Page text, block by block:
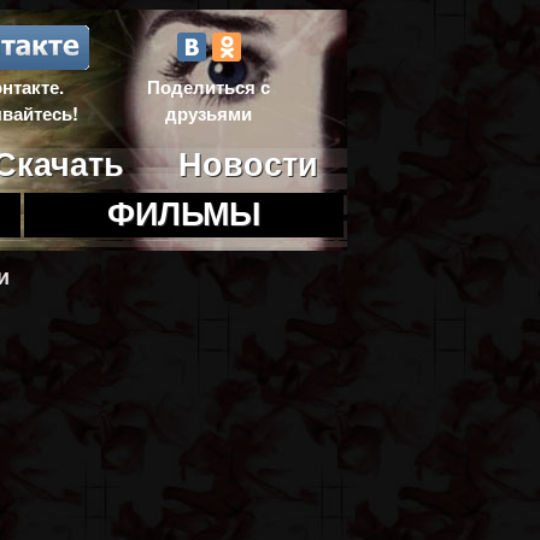
Поделиться с
друзьями
Новости
ФИЛЬМЫ